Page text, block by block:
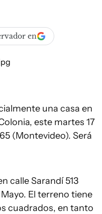
en
una casa en
este martes 17
(Montevideo). Será
calle Sarandí 513
El terreno tiene
cuadrados, en tanto